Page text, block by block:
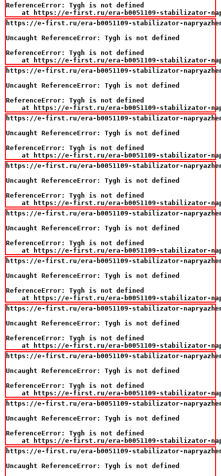
ReferenceError: Tygh is not defined
at https://e-first.ru/era-b0051109-stabilizator-
https://e-first.ru/era-b0051109-stabilizator-
Uncaught ReferenceError: Tygh is not defined
ReferenceError: Tygh is not defined
at https://e-first.ru/era-b0051109-stabilizator-
https://e-first.ru/era-b0051109-stabilizator-
Uncaught ReferenceError: Tygh is not defined
ReferenceError: Tygh is not defined
at https://e-first.ru/era-b0051109-stabilizator-
https://e-first.ru/era-b0051109-stabilizator-
Uncaught ReferenceError: Tygh is not defined
ReferenceError: Tygh is not defined
at https://e-first.ru/era-b0051109-stabilizator-
https://e-first.ru/era-b0051109-stabilizator-
Uncaught ReferenceError: Tygh is not defined
ReferenceError: Tygh is not defined
at https://e-first.ru/era-b0051109-stabilizator-
https://e-first.ru/era-b0051109-stabilizator-
Uncaught ReferenceError: Tygh is not defined
ReferenceError: Tygh is not defined
at https://e-first.ru/era-b0051109-stabilizator-
https://e-first.ru/era-b0051109-stabilizator-
Uncaught ReferenceError: Tygh is not defined
ReferenceError: Tygh is not defined
at https://e-first.ru/era-b0051109-stabilizator-
https://e-first.ru/era-b0051109-stabilizator-
Uncaught ReferenceError: Tygh is not defined
ReferenceError: Tygh is not defined
at https://e-first.ru/era-b0051109-stabilizator-
https://e-first.ru/era-b0051109-stabilizator-
Uncaught ReferenceError: Tygh is not defined
ReferenceError: Tygh is not defined
at https://e-first.ru/era-b0051109-stabilizator-
https://e-first.ru/era-b0051109-stabilizator-
Uncaught ReferenceError: Tygh is not defined
ReferenceError: Tygh is not defined
at https://e-first.ru/era-b0051109-stabilizator-
https://e-first.ru/era-b0051109-stabilizator-
Uncaught ReferenceError: Tygh is not defined